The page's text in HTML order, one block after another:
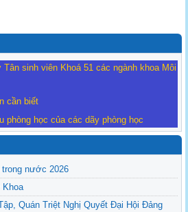
sinh viên Khoá 51 các ngành khoa Môi
cần biết
phòng học của các dãy phòng học
trong nước 2026
Khoa
Quán Triệt Nghị Quyết Đại Hội Đảng